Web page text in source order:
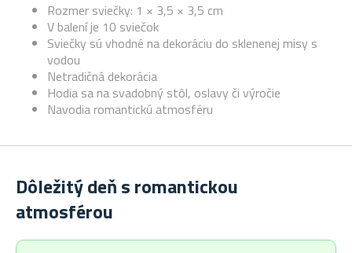
Rozmer sviečky: 1 × 3,5 × 3,5 cm
V balení je 10 sviečok
Sviečky sú vhodné na dekoráciu do sklenenej misy s
vodou
Netradičná dekorácia
Hodia sa na svadobný stôl, oslavy či výročie
Navodia romantickú atmosféru
Dôležitý deň s romantickou
atmosférou